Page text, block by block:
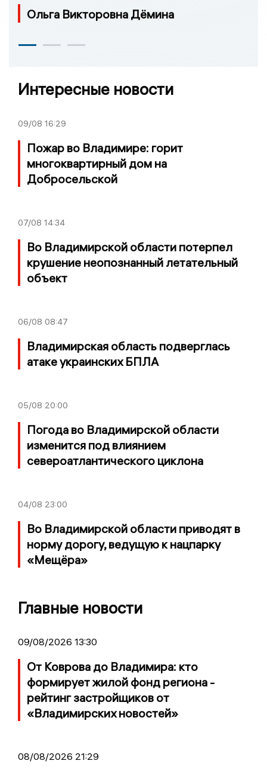
Ольга Викторовна Дёмина
Интересные новости
09/08 16:29
Пожар во Владимире: горит
многоквартирный дом на
Добросельской
07/08 14:34
Во Владимирской области потерпел
крушение неопознанный летательный
объект
06/08 08:47
Владимирская область подверглась
атаке украинских БПЛА
05/08 20:00
Погода во Владимирской области
изменится под влиянием
североатлантического циклона
04/08 23:00
Во Владимирской области приводят в
норму дорогу, ведущую к нацпарку
«Мещёра»
Главные новости
09/08/2026 13:30
От Коврова до Владимира: кто
формирует жилой фонд региона -
рейтинг застройщиков от
«Владимирских новостей»
08/08/2026 21:29